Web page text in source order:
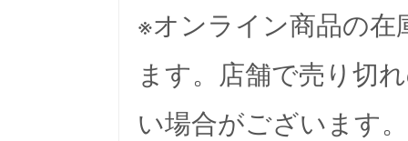
※オンライン商品の
ます。店舗で売り切
い場合がございます。